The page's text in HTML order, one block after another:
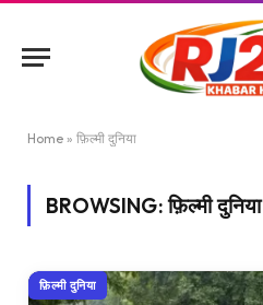
Home » फ़िल्मी दुनिया
BROWSING:फ़िल्मी दुनिया
फ़िल्मी दुनिया